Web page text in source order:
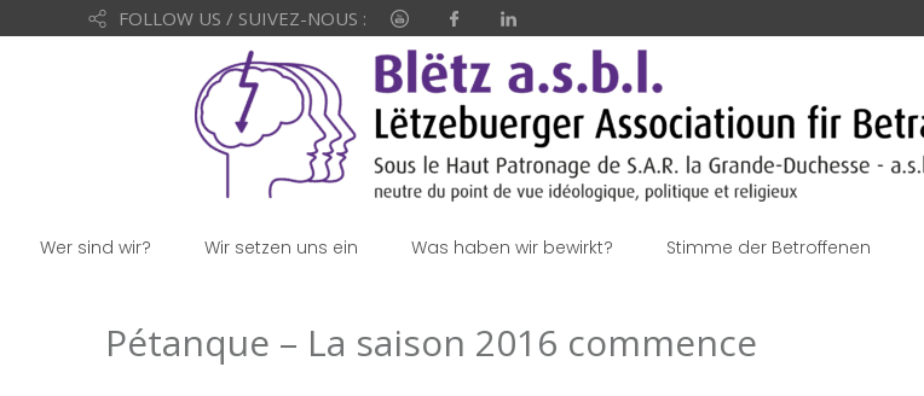
FOLLOW US / SUIVEZ-NOUS :
Wer sind wir? Wir setzen uns ein Was haben wir bewirkt? Stimme der Betroffenen
Pétanque – La saison 2016 commence